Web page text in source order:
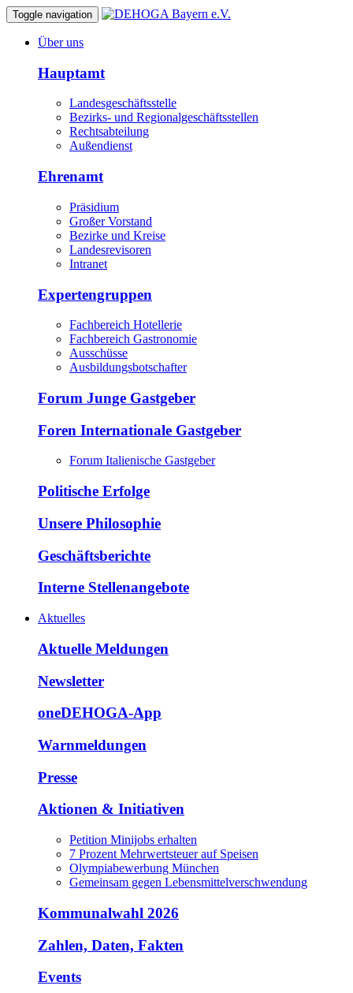
Toggle navigation
Über uns
Hauptamt
Landesgeschäftsstelle
Bezirks- und Regionalgeschäftsstellen
Rechtsabteilung
Außendienst
Ehrenamt
Präsidium
Großer Vorstand
Bezirke und Kreise
Landesrevisoren
Intranet
Expertengruppen
Fachbereich Hotellerie
Fachbereich Gastronomie
Ausschüsse
Ausbildungsbotschafter
Forum Junge Gastgeber
Foren Internationale Gastgeber
Forum Italienische Gastgeber
Politische Erfolge
Unsere Philosophie
Geschäftsberichte
Interne Stellenangebote
Aktuelles
Aktuelle Meldungen
Newsletter
oneDEHOGA-App
Warnmeldungen
Presse
Aktionen & Initiativen
Petition Minijobs erhalten
7 Prozent Mehrwertsteuer auf Speisen
Olympiabewerbung München
Gemeinsam gegen Lebensmittelverschwendung
Kommunalwahl 2026
Zahlen, Daten, Fakten
Events